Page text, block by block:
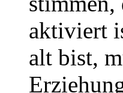
aktiviert
alt bist,